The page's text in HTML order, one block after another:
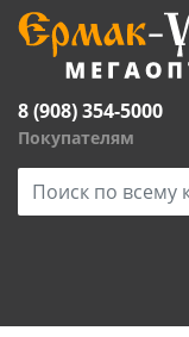
8 (908) 354-5000
Покупателям